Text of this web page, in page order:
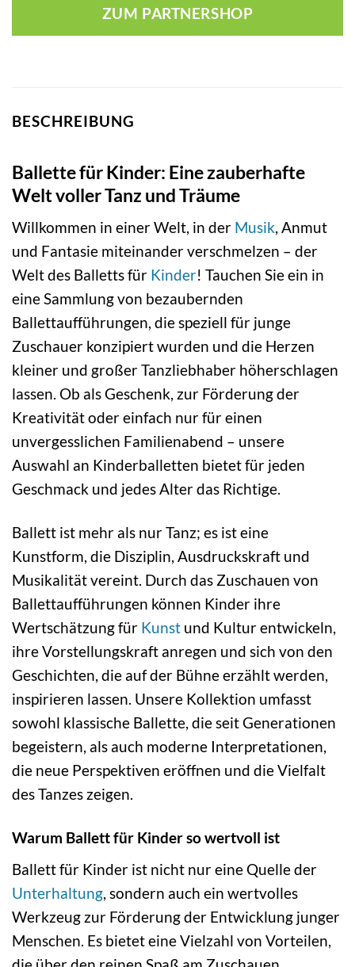
ZUM PARTNERSHOP
BESCHREIBUNG
Ballette für Kinder: Eine zauberhafte
Welt voller Tanz und Träume
Willkommen in einer Welt, in der Musik, Anmut
und Fantasie miteinander verschmelzen – der
Welt des Balletts für Kinder! Tauchen Sie ein in
eine Sammlung von bezaubernden
Ballettaufführungen, die speziell für junge
Zuschauer konzipiert wurden und die Herzen
kleiner und großer Tanzliebhaber höherschlagen
lassen. Ob als Geschenk, zur Förderung der
Kreativität oder einfach nur für einen
unvergesslichen Familienabend – unsere
Auswahl an Kinderballetten bietet für jeden
Geschmack und jedes Alter das Richtige.
Ballett ist mehr als nur Tanz; es ist eine
Kunstform, die Disziplin, Ausdruckskraft und
Musikalität vereint. Durch das Zuschauen von
Ballettaufführungen können Kinder ihre
Wertschätzung für Kunst und Kultur entwickeln,
ihre Vorstellungskraft anregen und sich von den
Geschichten, die auf der Bühne erzählt werden,
inspirieren lassen. Unsere Kollektion umfasst
sowohl klassische Ballette, die seit Generationen
begeistern, als auch moderne Interpretationen,
die neue Perspektiven eröffnen und die Vielfalt
des Tanzes zeigen.
Warum Ballett für Kinder so wertvoll ist
Ballett für Kinder ist nicht nur eine Quelle der
Unterhaltung , sondern auch ein wertvolles
Werkzeug zur Förderung der Entwicklung junger
Menschen. Es bietet eine Vielzahl von Vorteilen,